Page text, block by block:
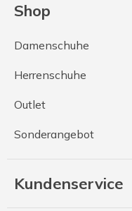
Shop
Damenschuhe
Herrenschuhe
Outlet
Sonderangebot
Kundenservice